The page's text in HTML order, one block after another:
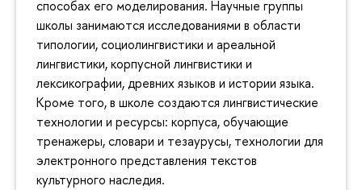
способах его моделирования. Научные группы
школы занимаются исследованиями в области
типологии, социолингвистики и ареальной
лингвистики, корпусной лингвистики и
лексикографии, древних языков и истории языка.
Кроме того, в школе создаются лингвистические
технологии и ресурсы: корпуса, обучающие
тренажеры, словари и тезаурусы, технологии для
электронного представления текстов
культурного наследия.